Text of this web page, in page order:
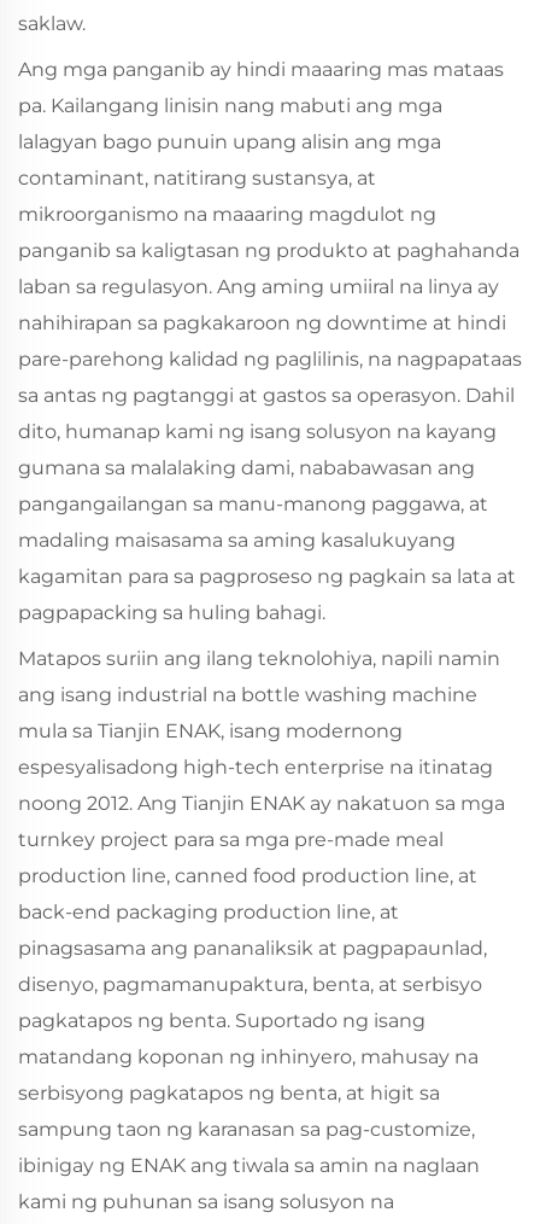
saklaw.
Ang mga panganib ay hindi maaaring mas mataas
pa. Kailangang linisin nang mabuti ang mga
lalagyan bago punuin upang alisin ang mga
contaminant, natitirang sustansya, at
mikroorganismo na maaaring magdulot ng
panganib sa kaligtasan ng produkto at paghahanda
laban sa regulasyon. Ang aming umiiral na linya ay
nahihirapan sa pagkakaroon ng downtime at hindi
pare-parehong kalidad ng paglilinis, na nagpapataas
sa antas ng pagtanggi at gastos sa operasyon. Dahil
dito, humanap kami ng isang solusyon na kayang
gumana sa malalaking dami, nababawasan ang
pangangailangan sa manu-manong paggawa, at
madaling maisasama sa aming kasalukuyang
kagamitan para sa pagproseso ng pagkain sa lata at
pagpapacking sa huling bahagi.
Matapos suriin ang ilang teknolohiya, napili namin
ang isang industrial na bottle washing machine
mula sa Tianjin ENAK, isang modernong
espesyalisadong high-tech enterprise na itinatag
noong 2012. Ang Tianjin ENAK ay nakatuon sa mga
turnkey project para sa mga pre-made meal
production line, canned food production line, at
back-end packaging production line, at
pinagsasama ang pananaliksik at pagpapaunlad,
disenyo, pagmamanupaktura, benta, at serbisyo
pagkatapos ng benta. Suportado ng isang
matandang koponan ng inhinyero, mahusay na
serbisyong pagkatapos ng benta, at higit sa
sampung taon ng karanasan sa pag-customize,
ibinigay ng ENAK ang tiwala sa amin na naglaan
kami ng puhunan sa isang solusyon na